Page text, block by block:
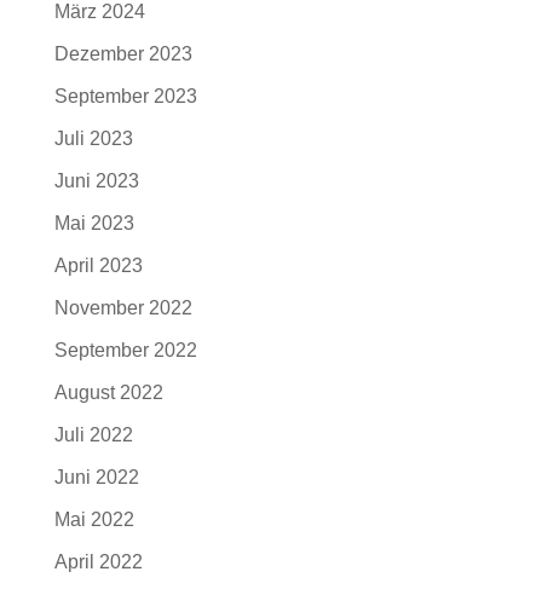
März 2024
Dezember 2023
September 2023
Juli 2023
Juni 2023
Mai 2023
April 2023
November 2022
September 2022
August 2022
Juli 2022
Juni 2022
Mai 2022
April 2022